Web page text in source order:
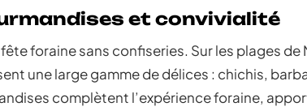
et convivialité
fête foraine sans confiseries. Sur les plages
une large gamme de délices : chichis,
complètent l’expérience foraine,